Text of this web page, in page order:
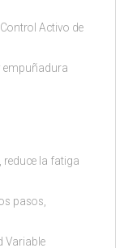
Activo de
empuñadura
reduce la fatiga
pasos,
Variable